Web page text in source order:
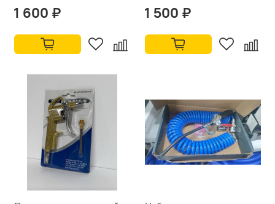
1 600 ₽ 1 500 ₽